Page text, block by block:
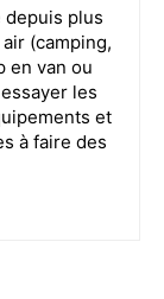
depuis plus
(camping,
en van ou
les
et
à faire des